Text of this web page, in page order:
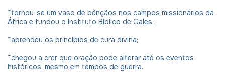
*tornou-se um vaso de bênçãos nos campos missionários da
África e fundou o Instituto Bíblico de Gales;
*aprendeu os princípios de cura divina;
*chegou a crer que oração pode alterar até os eventos
históricos, mesmo em tempos de guerra.